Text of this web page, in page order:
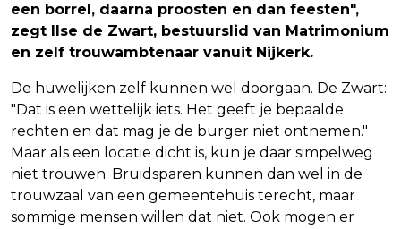
een borrel, daarna proosten en dan feesten",
zegt Ilse de Zwart, bestuurslid van Matrimonium
en zelf trouwambtenaar vanuit Nijkerk.
De huwelijken zelf kunnen wel doorgaan. De Zwart:
"Dat is een wettelijk iets. Het geeft je bepaalde
rechten en dat mag je de burger niet ontnemen."
Maar als een locatie dicht is, kun je daar simpelweg
niet trouwen. Bruidsparen kunnen dan wel in de
trouwzaal van een gemeentehuis terecht, maar
sommige mensen willen dat niet. Ook mogen er